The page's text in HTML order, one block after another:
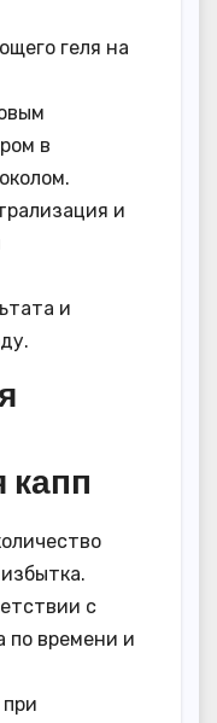
геля на
в
и
и
капп
с
по времени и